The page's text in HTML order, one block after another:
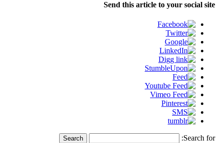
Send this article to your social site
Search for: